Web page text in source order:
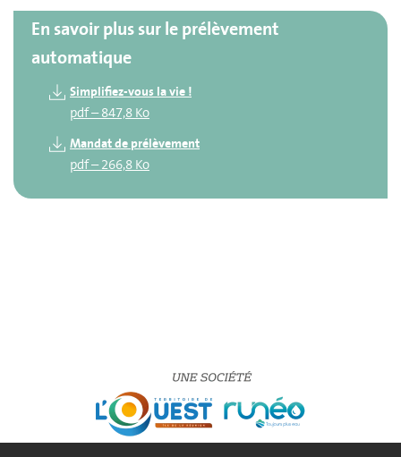
En savoir plus sur le prélèvement
automatique
Simplifiez-vous la vie !
pdf–847,8 Ko
Mandat de prélèvement
pdf–266,8 Ko